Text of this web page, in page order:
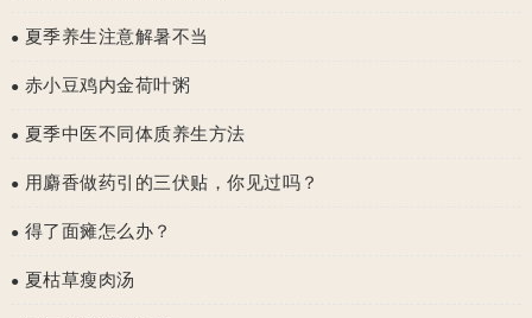
● 夏季养生注意解暑不当
● 赤小豆鸡内金荷叶粥
● 夏季中医不同体质养生方法
● 用麝香做药引的三伏贴，你见过吗？
● 得了面瘫怎么办？
● 夏枯草瘦肉汤